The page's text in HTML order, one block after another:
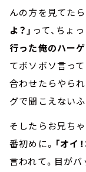
んの方を見てたら
よ？」 って、ちょ
行った俺のハーゲ
てボソボソ言っ
合わせたらやら
グで聞こえない
そしたらお兄ち
番初めに。 「オイ
言われて。目が